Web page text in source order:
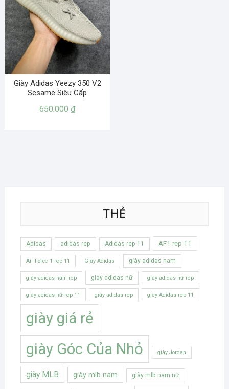
Giày Adidas Yeezy 350 V2
Sesame Siêu Cấp
650.000₫
THẺ
Adidas adidas rep Adidas rep 11 AF1 rep 11
Air Force 1 rep 11 Giày Adidas giày adidas nam
giày adidas nam rep giày adidas nữ giày adidas nữ rep
giày adidas nữ rep 11 giày adidas rep giày Adidas rep 11
giày giá rẻ
giày Góc Của Nhỏ
giày Jordan
giày MLB giày mlb nam giày mlb nam nữ